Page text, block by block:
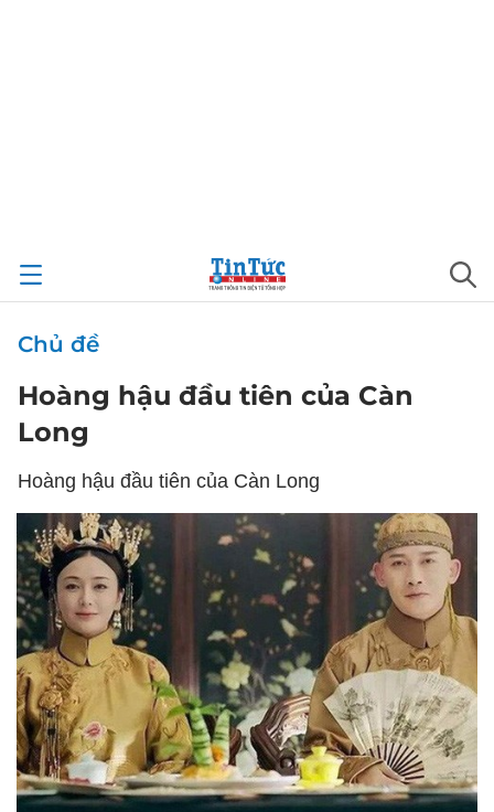
Chủ đề
Hoàng hậu đầu tiên của Càn
Long
Hoàng hậu đầu tiên của Càn Long